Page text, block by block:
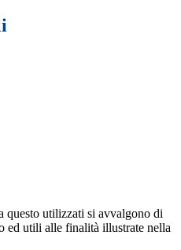
questo utilizzati si avvalgono di
ed utili alle finalità illustrate nella